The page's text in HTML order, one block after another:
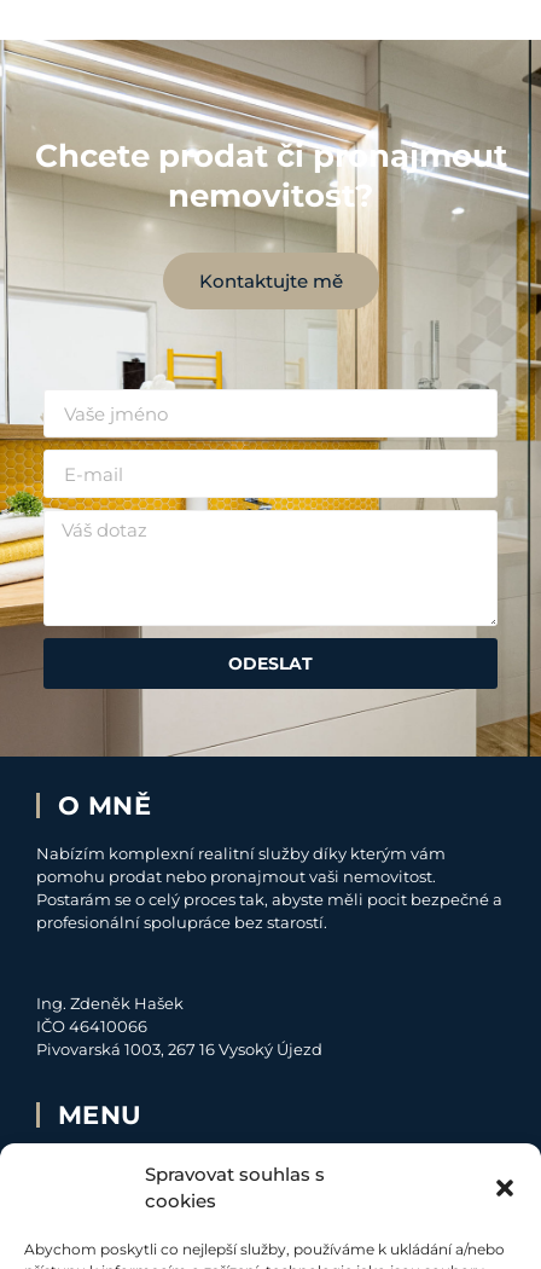
Spravovat souhlas s
cookies
Abychom poskytli co nejlepší služby, používáme k ukládání a/nebo
Chcete prodat či pronajmout
nemovitost?
Kontaktujte mě
ODESLAT
O MNĚ
Nabízím komplexní realitní služby díky kterým vám
pomohu prodat nebo pronajmout vaši nemovitost.
Postarám se o celý proces tak, abyste měli pocit bezpečné a
profesionální spolupráce bez starostí.
Ing. Zdeněk Hašek
IČO 46410066
Pivovarská 1003, 267 16 Vysoký Újezd
MENU